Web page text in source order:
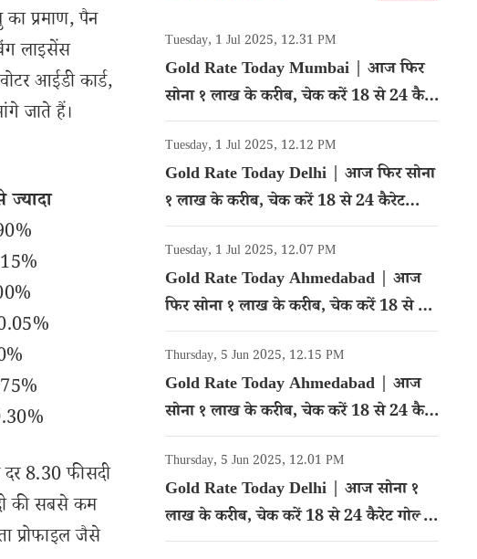
प्रमाण, पैन
लाइसेंस
आईडी कार्ड,
जाते हैं।
8.30 फीसदी
की सबसे कम
प्रोफाइल जैसे
Tuesday, 1 Jul 2025, 12.31 PM
Gold Rate Today Mumbai | आज फिर
सोना १ लाख के करीब, चेक करें 18 से 24 कैरेट
गोल्ड का रेट
Tuesday, 1 Jul 2025, 12.12 PM
Gold Rate Today Delhi | आज फिर सोना
१ लाख के करीब, चेक करें 18 से 24 कैरेट
गोल्ड का रेट
Tuesday, 1 Jul 2025, 12.07 PM
Gold Rate Today Ahmedabad | आज
फिर सोना १ लाख के करीब, चेक करें 18 से 24
कैरेट गोल्ड का रेट
Thursday, 5 Jun 2025, 12.15 PM
Gold Rate Today Ahmedabad | आज
सोना १ लाख के करीब, चेक करें 18 से 24 कैरेट
गोल्ड का रेट
Thursday, 5 Jun 2025, 12.01 PM
Gold Rate Today Delhi | आज सोना १
लाख के करीब, चेक करें 18 से 24 कैरेट गोल्ड
का रेट